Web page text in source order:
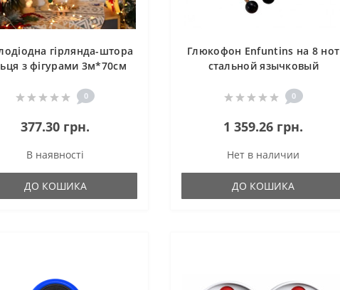
гірлянда-штора
з фігурами 3м*70см
від USB
0
377.30 грн.
В наявності
ДО КОШИКА
Глюкофон Enfuntins на 8 нот
стальной язычковый
0
1 359.26 грн.
Нет в наличии
ДО КОШИКА